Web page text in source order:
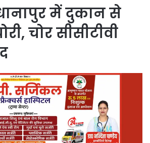
में दुकान से
चोर सीसीटीवी